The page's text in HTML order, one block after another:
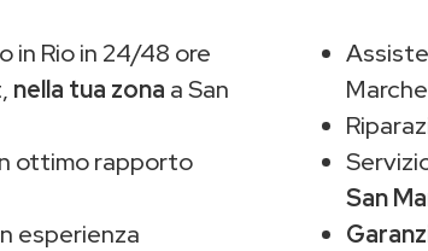
in Rio in 24/48 ore
nella tua zona a San
ottimo rapporto
esperienza
Marche
San